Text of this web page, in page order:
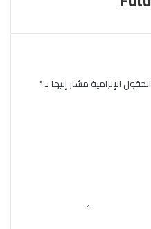
الحقول الإلزامية مشار إليها بـ*